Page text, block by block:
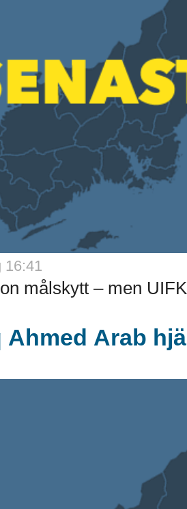
16:41
målskytt – men
Ahmed Arab